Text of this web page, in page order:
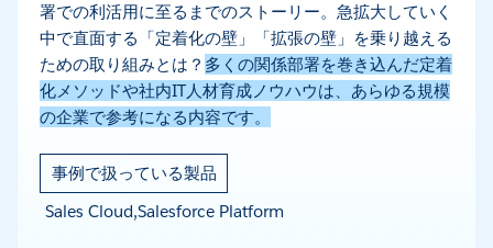
署での利活用に至るまでのストーリー。急拡大していく
中で直面する「定着化の壁」「拡張の壁」を乗り越える
ための取り組みとは？ 多くの関係部署を巻き込んだ定着
化メソッドや社内IT人材育成ノウハウは、あらゆる規模
の企業で参考になる内容です。
事例で扱っている製品
Sales Cloud,Salesforce Platform